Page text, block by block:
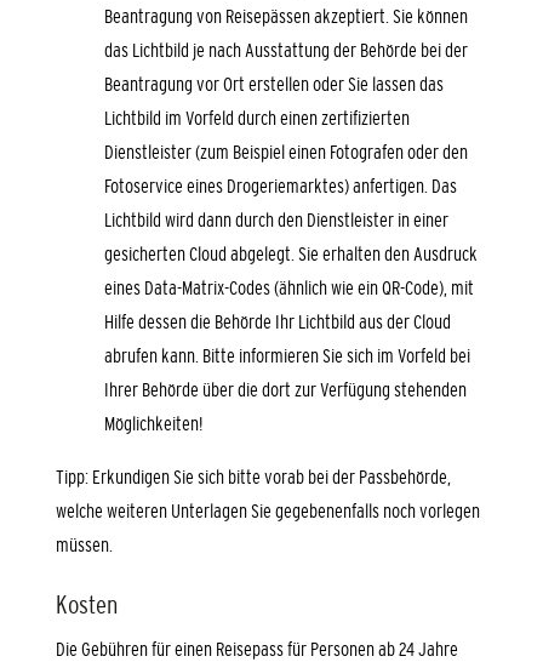
Beantragung von Reisepässen akzeptiert. Sie können
das Lichtbild je nach Ausstattung der Behörde bei der
Beantragung vor Ort erstellen oder Sie lassen das
Lichtbild im Vorfeld durch einen zertifizierten
Dienstleister (zum Beispiel einen Fotografen oder den
Fotoservice eines Drogeriemarktes) anfertigen. Das
Lichtbild wird dann durch den Dienstleister in einer
gesicherten Cloud abgelegt. Sie erhalten den Ausdruck
eines Data-Matrix-Codes (ähnlich wie ein QR-Code), mit
Hilfe dessen die Behörde Ihr Lichtbild aus der Cloud
abrufen kann. Bitte informieren Sie sich im Vorfeld bei
Ihrer Behörde über die dort zur Verfügung stehenden
Möglichkeiten!
Tipp: Erkundigen Sie sich bitte vorab bei der Passbehörde,
welche weiteren Unterlagen Sie gegebenenfalls noch vorlegen
müssen.
Kosten
Die Gebühren für einen Reisepass für Personen ab 24 Jahre